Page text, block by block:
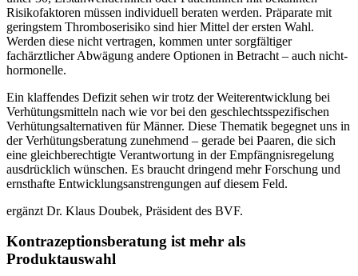
Risikofaktoren müssen individuell beraten werden. Präparate mit
geringstem Thromboserisiko sind hier Mittel der ersten Wahl.
Werden diese nicht vertragen, kommen unter sorgfältiger
fachärztlicher Abwägung andere Optionen in Betracht – auch nicht-
hormonelle.
Ein klaffendes Defizit sehen wir trotz der Weiterentwicklung bei
Verhütungsmitteln nach wie vor bei den geschlechtsspezifischen
Verhütungsalternativen für Männer. Diese Thematik begegnet uns in
der Verhütungsberatung zunehmend – gerade bei Paaren, die sich
eine gleichberechtigte Verantwortung in der Empfängnisregelung
ausdrücklich wünschen. Es braucht dringend mehr Forschung und
ernsthafte Entwicklungsanstrengungen auf diesem Feld.
ergänzt Dr. Klaus Doubek, Präsident des BVF.
Kontrazeptionsberatung ist mehr als
Produktauswahl